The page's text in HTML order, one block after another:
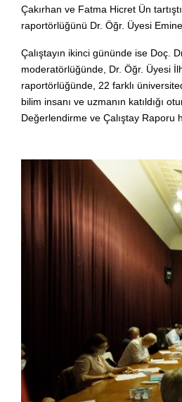
Çakırhan ve Fatma Hicret Ün
raportörlüğünü Dr. Öğr. Üyesi
Çalıştayın ikinci gününde ise Doç.
moderatörlüğünde, Dr. Öğr. Üyesi
raportörlüğünde, 22 farklı
bilim insanı ve uzmanın katıldığı
Değerlendirme ve Çalıştay Raporu